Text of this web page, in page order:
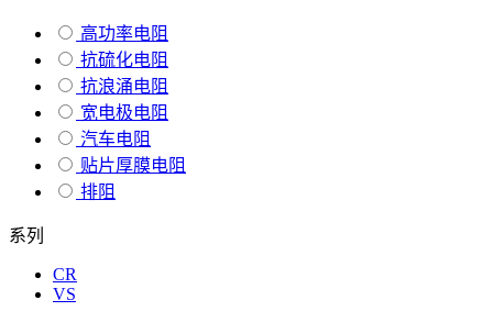
高功率电阻
抗硫化电阻
抗浪涌电阻
宽电极电阻
汽车电阻
贴片厚膜电阻
排阻
系列
CR
VS